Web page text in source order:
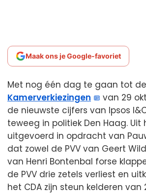
Maak ons je Google-favoriet
Met nog één dag te gaan tot de
Kamerverkiezingen
van 29
de nieuwste cijfers van Ipsos
teweeg in politiek Den Haag. Uit
uitgevoerd in opdracht van
dat zowel de PVV van Geert
van Henri Bontenbal forse
de PVV drie zetels verliest en
het CDA zijn steun kelderen van